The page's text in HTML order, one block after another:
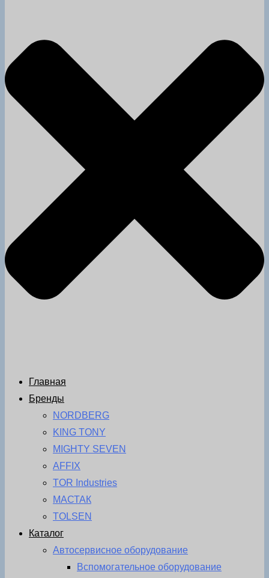
Главная
Бренды
NORDBERG
KING TONY
MIGHTY SEVEN
AFFIX
TOR Industries
МАСТАК
TOLSEN
Каталог
Автосервисное оборудование
Вспомогательное оборудование